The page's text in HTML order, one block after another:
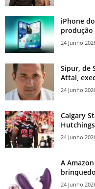
iPhone
produção
24 Junho
Sipur, de
Attal,
24 Junho
Calgary
24 Junho
A
24 Junho